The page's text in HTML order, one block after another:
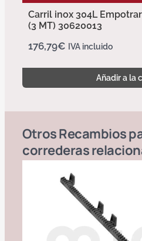
Carril inox 304L
(3 MT) 30620013
176,79€ IVA incluido
Añadir a la
OtrosRecambios
correderas